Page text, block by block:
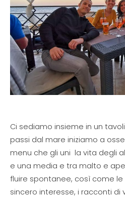
Ci sediamo insieme in un
passi dal mare iniziamo a
menu che gli uni la vita degli
e una media e tra malto e
fluire spontanee, così come
sincero interesse, i racconti di